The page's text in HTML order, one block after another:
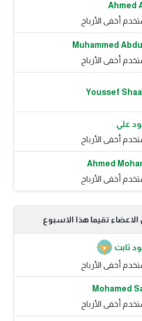
Ahmed
أخفى الأرباح
Muhammed
أخفى الأرباح
Youssef
علي
أخفى الأرباح
Ahmed
أخفى الأرباح
تقيما هذا الاسبوع
ثابت
أخفى الأرباح
Mohamed
أخفى الأرباح